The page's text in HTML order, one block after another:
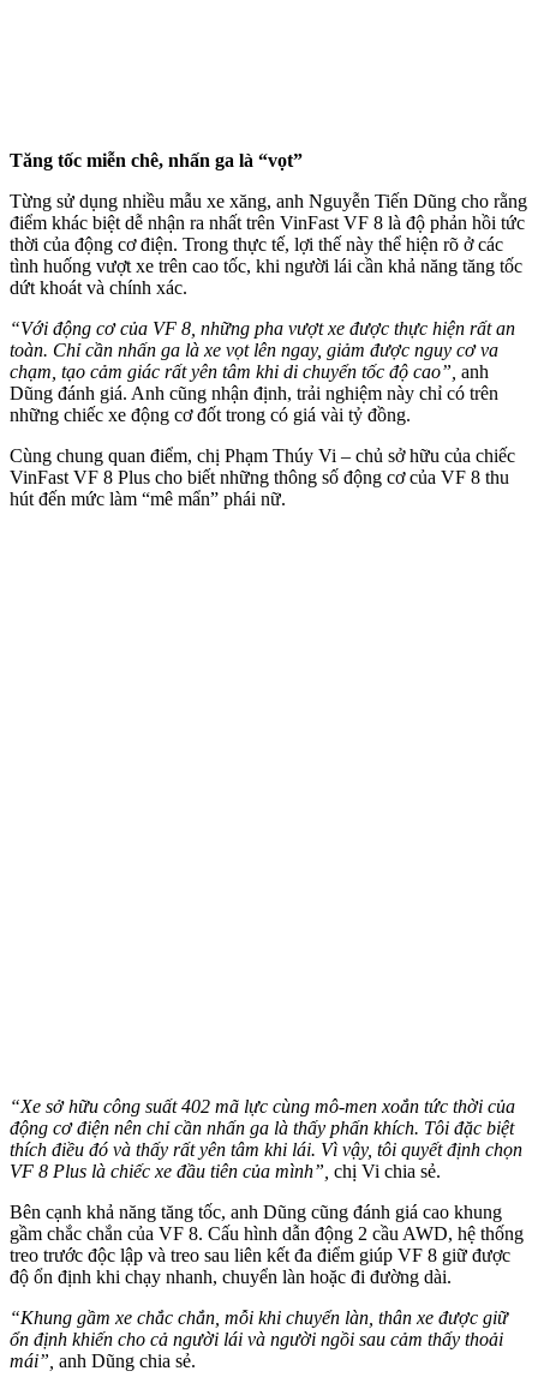
Tăng tốc miễn chê, nhấn ga là “vọt”
Từng sử dụng nhiều mẫu xe xăng, anh Nguyễn Tiến Dũng cho rằng
điểm khác biệt dễ nhận ra nhất trên VinFast VF 8 là độ phản hồi tức
thời của động cơ điện. Trong thực tế, lợi thế này thể hiện rõ ở các
tình huống vượt xe trên cao tốc, khi người lái cần khả năng tăng tốc
dứt khoát và chính xác.
“Với động cơ của VF 8, những pha vượt xe được thực hiện rất an
toàn. Chỉ cần nhấn ga là xe vọt lên ngay, giảm được nguy cơ va
chạm, tạo cảm giác rất yên tâm khi di chuyển tốc độ cao”, anh
Dũng đánh giá. Anh cũng nhận định, trải nghiệm này chỉ có trên
những chiếc xe động cơ đốt trong có giá vài tỷ đồng.
Cùng chung quan điểm, chị Phạm Thúy Vi – chủ sở hữu của chiếc
VinFast VF 8 Plus cho biết những thông số động cơ của VF 8 thu
hút đến mức làm “mê mẩn” phái nữ.
“Xe sở hữu công suất 402 mã lực cùng mô-men xoắn tức thời của
động cơ điện nên chỉ cần nhấn ga là thấy phấn khích. Tôi đặc biệt
thích điều đó và thấy rất yên tâm khi lái. Vì vậy, tôi quyết định chọn
VF 8 Plus là chiếc xe đầu tiên của mình”, chị Vi chia sẻ.
Bên cạnh khả năng tăng tốc, anh Dũng cũng đánh giá cao khung
gầm chắc chắn của VF 8. Cấu hình dẫn động 2 cầu AWD, hệ thống
treo trước độc lập và treo sau liên kết đa điểm giúp VF 8 giữ được
độ ổn định khi chạy nhanh, chuyển làn hoặc đi đường dài.
“Khung gầm xe chắc chắn, mỗi khi chuyển làn, thân xe được giữ
ổn định khiến cho cả người lái và người ngồi sau cảm thấy thoải
mái”, anh Dũng chia sẻ.